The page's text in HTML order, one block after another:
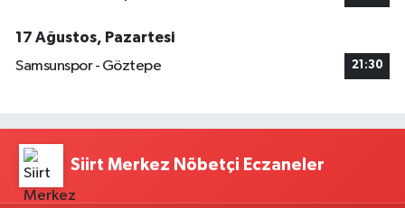
17 Ağustos, Pazartesi
Samsunspor - Göztepe
21:30
Siirt Merkez Nöbetçi Eczaneler